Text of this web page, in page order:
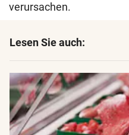
verursachen.
Lesen Sie auch: